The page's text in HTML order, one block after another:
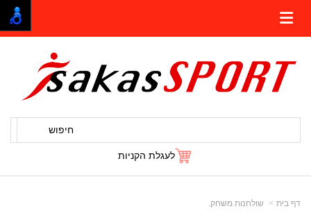
חיפוש
לעגלת הקניות
דף בית שולחנות משחק.